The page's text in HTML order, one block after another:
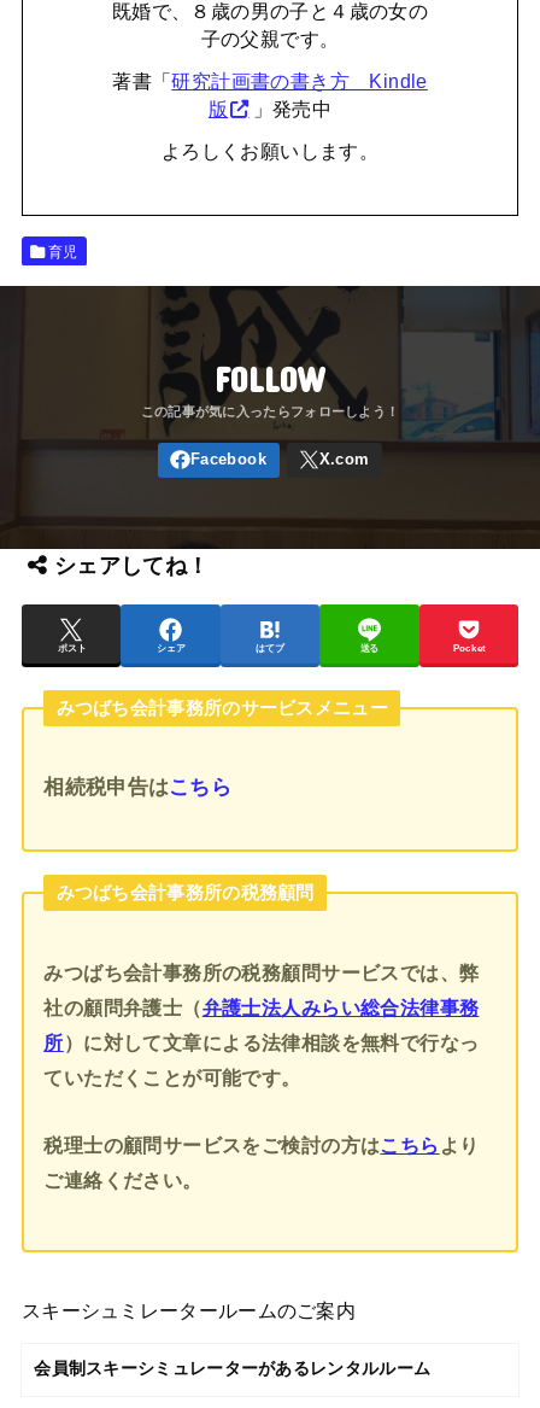
既婚で、８歳の男の子と４歳の女の
子の父親です。
著書「研究計画書の書き方 Kindle
版
」発売中
よろしくお願いします。
育児
FOLLOW
シェアしてね！
ポスト シェア はてブ 送る Pocket
みつばち会計事務所のサービスメニュー
相続税申告はこちら
みつばち会計事務所の税務顧問
みつばち会計事務所の税務顧問サービスでは、弊
社の顧問弁護士（弁護士法人みらい総合法律事務
所）に対して文章による法律相談を無料で行なっ
ていただくことが可能です。
税理士の顧問サービスをご検討の方はこちら より
ご連絡ください。
スキーシュミレータールームのご案内
会員制スキーシミュレーターがあるレンタルルーム